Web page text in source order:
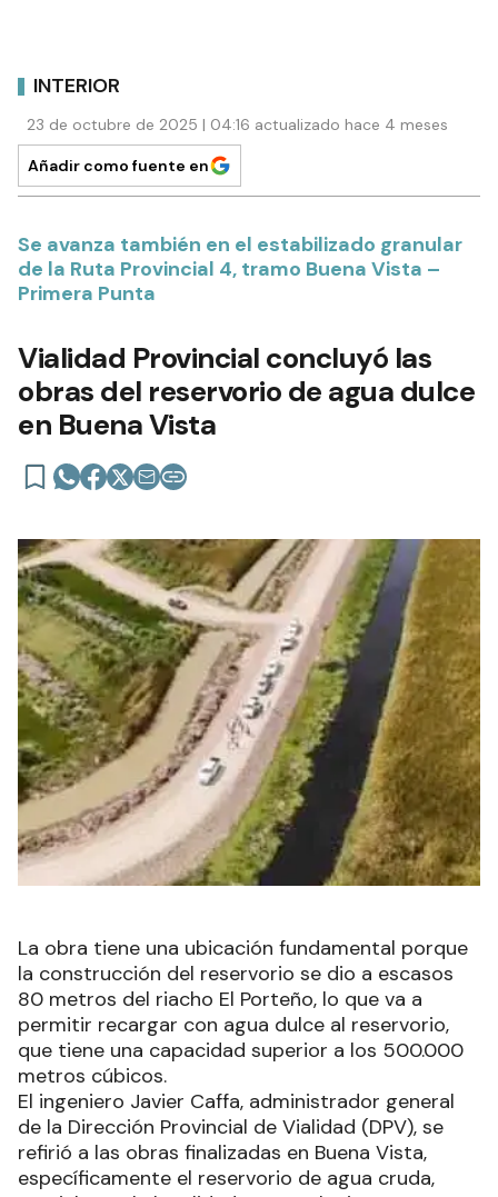
INTERIOR
23 de octubre de 2025 | 04:16 actualizado hace 4 meses
Añadir como fuente en
Se avanza también en el estabilizado granular
de la Ruta Provincial 4, tramo Buena Vista –
Primera Punta
Vialidad Provincial concluyó las
obras del reservorio de agua dulce
en Buena Vista
La obra tiene una ubicación fundamental porque
la construcción del reservorio se dio a escasos
80 metros del riacho El Porteño, lo que va a
permitir recargar con agua dulce al reservorio,
que tiene una capacidad superior a los 500.000
metros cúbicos.
El ingeniero Javier Caffa, administrador general
de la Dirección Provincial de Vialidad (DPV), se
refirió a las obras finalizadas en Buena Vista,
específicamente el reservorio de agua cruda,